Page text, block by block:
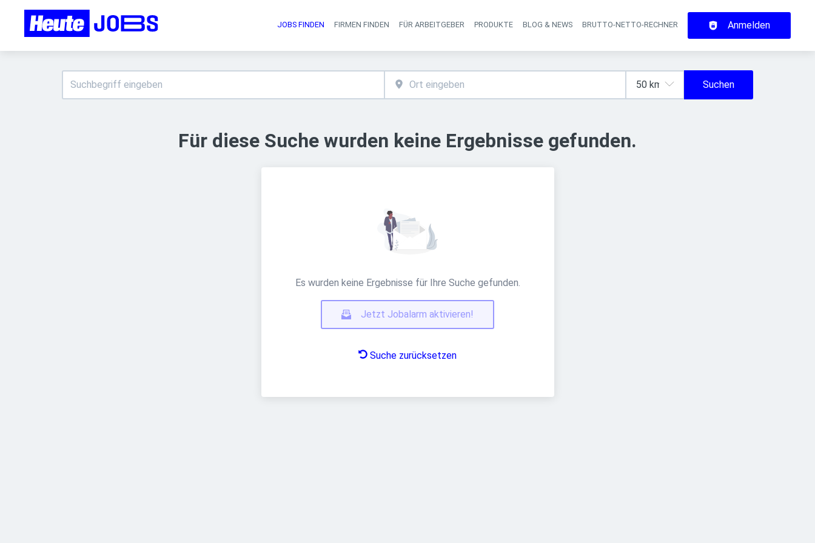
Haupt-Navigation
JOBS FINDEN FIRMEN FINDEN FÜR ARBEITGEBER PRODUKTE BLOG & NEWS BRUTTO-NETTO-RECHNER Anmelden
Suchen
Für diese Suche wurden keine Ergebnisse gefunden.
Es wurden keine Ergebnisse für Ihre Suche gefunden.
Jetzt Jobalarm aktivieren!
Suche zurücksetzen